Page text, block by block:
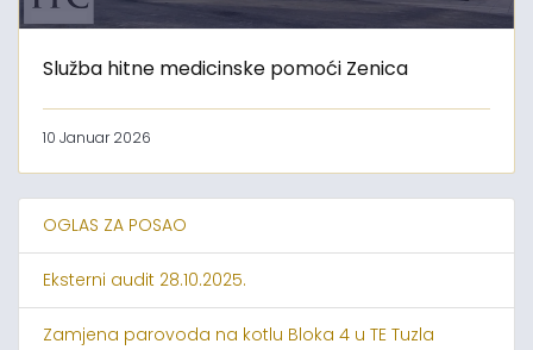
Služba hitne medicinske pomoći Zenica
10 Januar 2026
OGLAS ZA POSAO
Eksterni audit 28.10.2025.
Zamjena parovoda na kotlu Bloka 4 u TE Tuzla